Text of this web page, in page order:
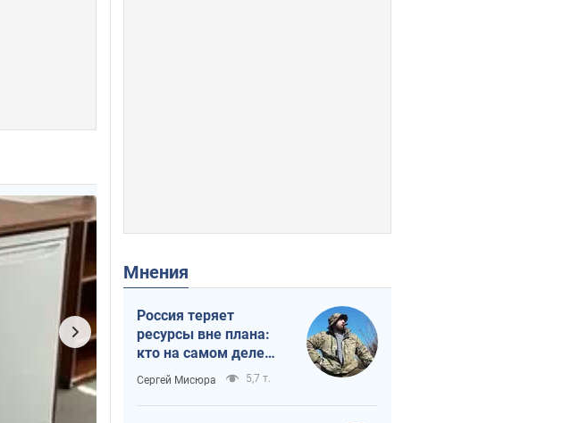
Мнения
Россия теряет
ресурсы вне плана:
кто на самом деле
диктует темп войны
Сергей Мисюра 5,7 т.